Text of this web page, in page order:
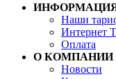
Наши
Интернет
Оплата
О КОМПАНИИ
Новости